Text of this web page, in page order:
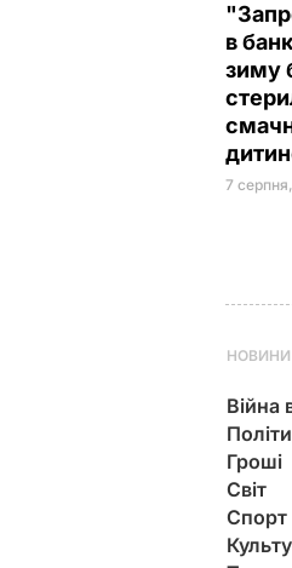
в
зиму
7
НОВИНИ
Війна
Гроші
Світ
Спорт